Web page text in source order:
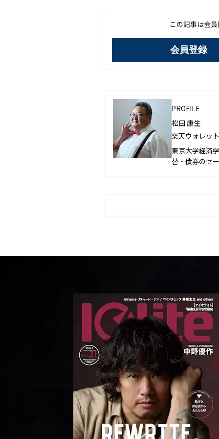
この記事は会
会員登録
PROFILE
松田 康生
楽天ウォレッ
東京大学経済
替・債券のセ